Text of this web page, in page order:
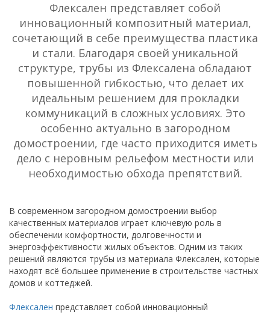
Флексален представляет собой
инновационный композитный материал,
сочетающий в себе преимущества пластика
и стали. Благодаря своей уникальной
структуре, трубы из Флексалена обладают
повышенной гибкостью, что делает их
идеальным решением для прокладки
коммуникаций в сложных условиях. Это
особенно актуально в загородном
домостроении, где часто приходится иметь
дело с неровным рельефом местности или
необходимостью обхода препятствий.
В современном загородном домостроении выбор
качественных материалов играет ключевую роль в
обеспечении комфортности, долговечности и
энергоэффективности жилых объектов. Одним из таких
решений являются трубы из материала Флексален, которые
находят всё большее применение в строительстве частных
домов и коттеджей.
Флексален представляет собой инновационный